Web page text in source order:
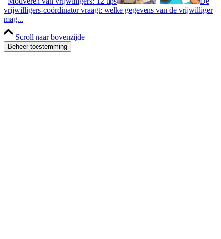
vrijwilligers-coördinator vraagt: welke gegevens van de vrijwilliger
mag...
Scroll naar bovenzijde
Beheer toestemming